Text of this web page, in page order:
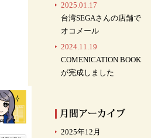
2025.01.17
台湾SEGAさんの店舗で
オコメール
2024.11.19
COMENICATION BOOK
が完成しました
2025年12月